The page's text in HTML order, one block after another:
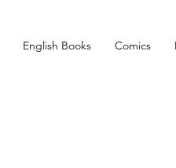
English Books Comics